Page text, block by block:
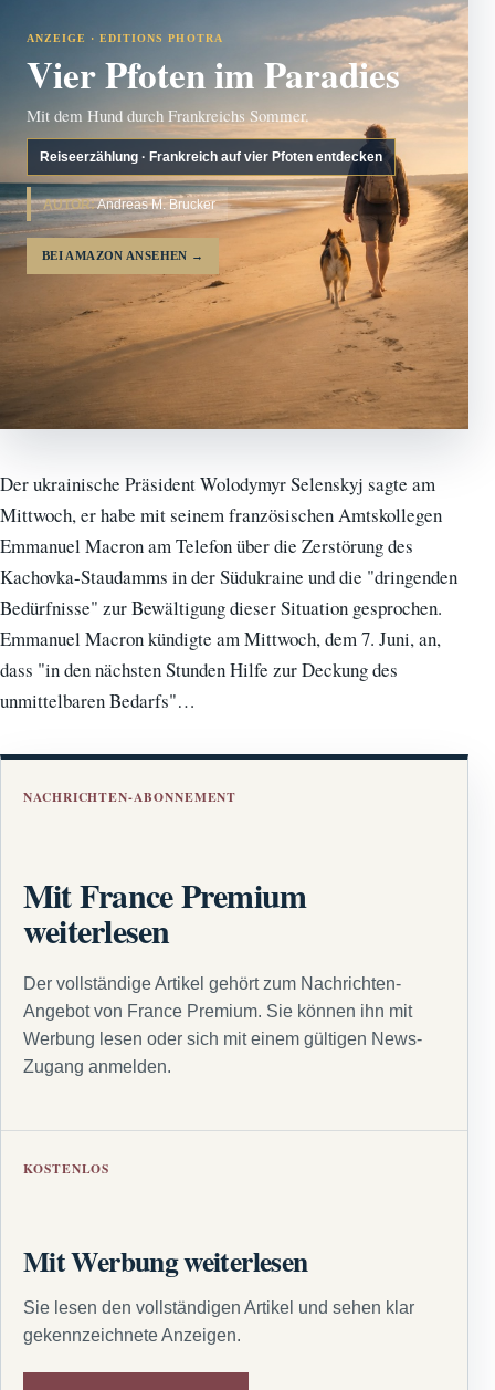
ANZEIGE · EDITIONS PHOTRA
Vier Pfoten im Paradies
Mit dem Hund durch Frankreichs Sommer.
Reiseerzählung · Frankreich auf vier Pfoten entdecken
AUTOR:Andreas M. Brucker
BEI AMAZON ANSEHEN →
Der ukrainische Präsident Wolodymyr Selenskyj sagte am
Mittwoch, er habe mit seinem französischen Amtskollegen
Emmanuel Macron am Telefon über die Zerstörung des
Kachovka-Staudamms in der Südukraine und die "dringenden
Bedürfnisse" zur Bewältigung dieser Situation gesprochen.
Emmanuel Macron kündigte am Mittwoch, dem 7. Juni, an,
dass "in den nächsten Stunden Hilfe zur Deckung des
unmittelbaren Bedarfs"…
NACHRICHTEN-ABONNEMENT
Mit France Premium
weiterlesen
Der vollständige Artikel gehört zum Nachrichten-
Angebot von France Premium. Sie können ihn mit
Werbung lesen oder sich mit einem gültigen News-
Zugang anmelden.
KOSTENLOS
Mit Werbung weiterlesen
Sie lesen den vollständigen Artikel und sehen klar
gekennzeichnete Anzeigen.